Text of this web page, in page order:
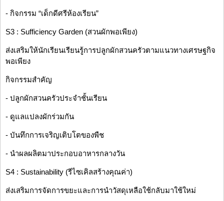
- กิจกรรม “เด็กดีศรีห้องเรียน”
S3 : Sufficiency Garden (สวนผักพอเพียง)
ส่งเสริมให้นักเรียนเรียนรู้การปลูกผักสวนครัวตามแนวทางเศรษฐกิจ
พอเพียง
กิจกรรมสำคัญ
- ปลูกผักสวนครัวประจำชั้นเรียน
- ดูแลแปลงผักร่วมกัน
- บันทึกการเจริญเติบโตของพืช
- นำผลผลิตมาประกอบอาหารกลางวัน
S4 : Sustainability (รีไซเคิลสร้างคุณค่า)
ส่งเสริมการจัดการขยะและการนำวัสดุเหลือใช้กลับมาใช้ใหม่